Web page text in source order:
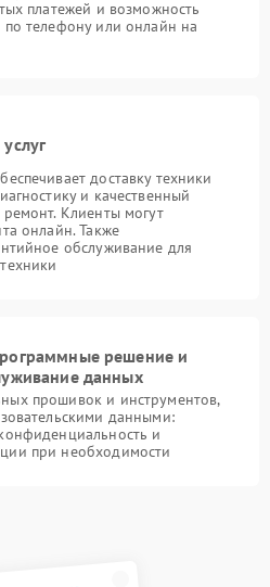
платежей и возможность
по телефону или онлайн на
доставку техники
и качественный
Клиенты могут
онлайн. Также
обслуживание для
решение и
данных
прошивок и инструментов,
данными:
и
при необходимости